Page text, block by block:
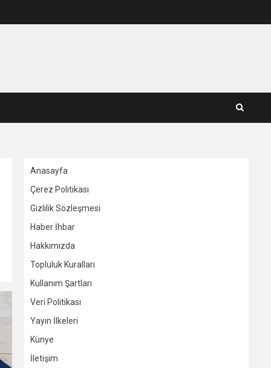
Anasayfa
Çerez Politikası
Gizlilik Sözleşmesi
Haber İhbar
Hakkımızda
Topluluk Kuralları
Kullanım Şartları
Veri Politikası
Yayın İlkeleri
Künye
İletişim